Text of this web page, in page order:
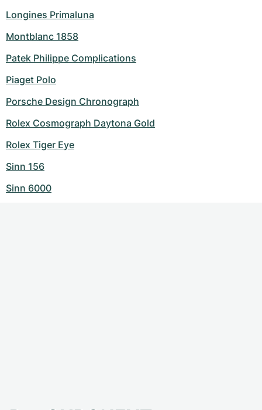
Longines Primaluna
Montblanc 1858
Patek Philippe Complications
Piaget Polo
Porsche Design Chronograph
Rolex Cosmograph Daytona Gold
Rolex Tiger Eye
Sinn 156
Sinn 6000